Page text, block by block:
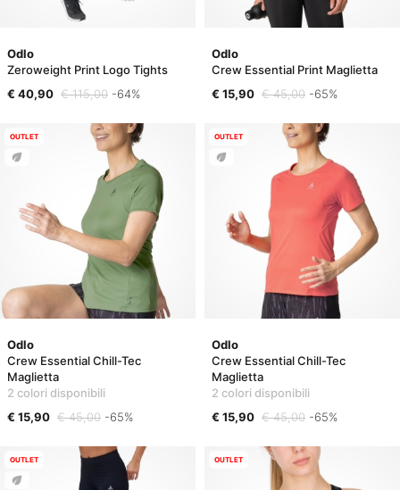
Odlo
Zeroweight Print Logo Tights
€ 40,90 € 115,00 -64%
Odlo
Crew Essential Print Maglietta
€ 15,90 € 45,00 -65%
Odlo
Crew Essential Chill-Tec
Maglietta
2 colori disponibili
€ 15,90 € 45,00 -65%
OUTLET
Odlo
Crew Essential Chill-Tec
Maglietta
2 colori disponibili
€ 15,90 € 45,00 -65%
OUTLET
OUTLET OUTLET